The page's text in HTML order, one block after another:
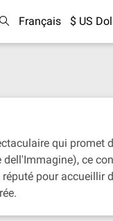
Français $ US
qui promet
ce
pour accueillir